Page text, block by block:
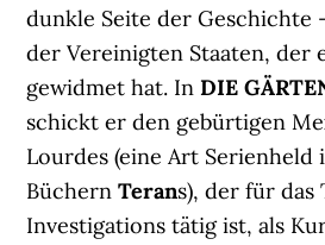
dunkle Seite der Geschichte
der Vereinigten Staaten, der
gewidmet hat. InDIE
schickt er den gebürtigen
Lourdes (eine Art Serienheld
BüchernTerans), der für das
Investigations tätig ist, als